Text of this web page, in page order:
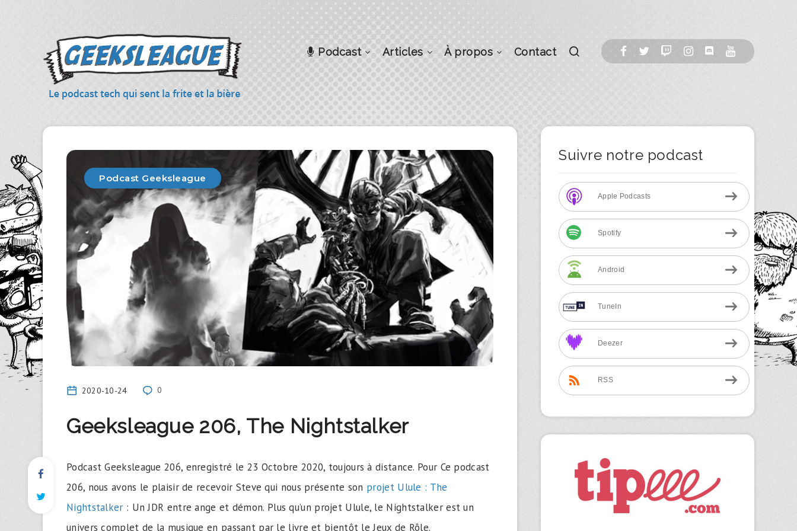
Podcast Articles À propos Contact
Podcast Geeksleague
2020-10-24 0
Geeksleague 206, The Nightstalker
Podcast Geeksleague 206, enregistré le 23 Octobre 2020, toujours à distance. Pour Ce podcast
206, nous avons le plaisir de recevoir Steve qui nous présente son projet Ulule : The
Nightstalker : Un JDR entre ange et démon. Plus qu’un projet Ulule, le Nightstalker est un
univers complet de la musique en passant par le livre et bientôt le Jeux de Rôle.
Suivre notre podcast
Apple Podcasts
Spotify
Android
TuneIn
Deezer
RSS